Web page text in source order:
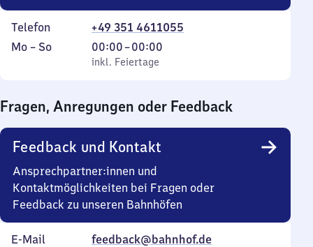
Telefon
+49 351 4611055
Montag
Mo – So,
inkl. Feiertage
00:00–00:00
Von
0
0
Uhr
inkl. Feiertage
Fragen, Anregungen oder Feedback
Feedback und Kontakt
Ansprechpartner:innen und
Kontaktmöglichkeiten bei Fragen oder
Feedback zu unseren Bahnhöfen
E-Mail
feedback@bahnhof.de